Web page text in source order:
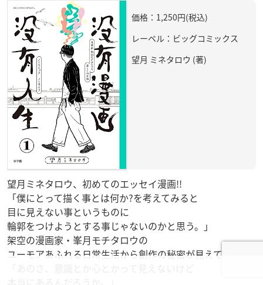
価格：1,250円(税込)
レーベル：ビッグコミックス
望月 ミネタロウ (著)
望月ミネタロウ、初めてのエッセイ漫画!!
「僕にとって描く事とは何か?を考えてみると
目に見えない事というものに
輪郭をつけようとする事じゃないのかと思う。」
架空の漫画家・峯月モチタロウの
ユーモアあふれる日常生活から創作の秘密が見えてくる。